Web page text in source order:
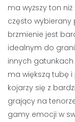
ma wyższy ton
często wybierany
brzmienie jest
idealnym do
innych
ma większą tubę i
kojarzy się z
grający na
gamy emocji w